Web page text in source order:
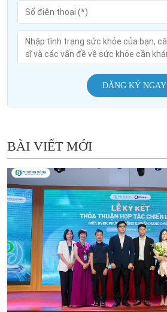
ĐĂNG KÝ NGAY
BÀI VIẾT MỚI